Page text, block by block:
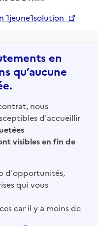
1jeune1solution
en
qu’aucune
nous
d'accueillir
visibles en fin de
d'opportunités,
qui vous
car il y a moins de